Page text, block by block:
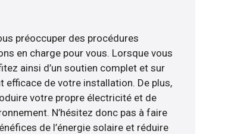
préoccuper des procédures
en charge pour vous. Lorsque vous
ainsi d’un soutien complet et sur
efficace de votre installation. De plus,
votre propre électricité et de
N’hésitez donc pas à faire
de l’énergie solaire et réduire